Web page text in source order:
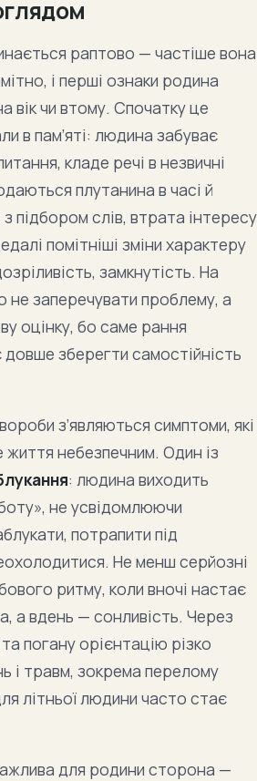
раптово — частіше вона
і перші ознаки родина
вік чи втому. Спочатку це
в пам’яті: людина забуває
кладе речі в незвичні
плутанина в часі й
підбором слів, втрата інтересу
помітніші зміни характеру
замкнутість. На
не заперечувати проблему, а
оцінку, бо саме рання
зберегти самостійність
з’являються симптоми, які
життя небезпечним. Один із
: людина виходить
не усвідомлюючи
потрапити під
Не менш серйозні
ритму, коли вночі настає
а вдень — сонливість. Через
погану орієнтацію різко
і травм, зокрема перелому
літньої людини часто стає
для родини сторона —